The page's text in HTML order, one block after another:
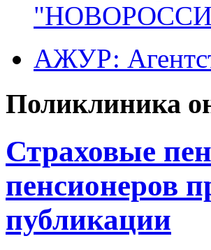
АЖУР:
Поликлиника
Страховые
пенсионеров
публикации